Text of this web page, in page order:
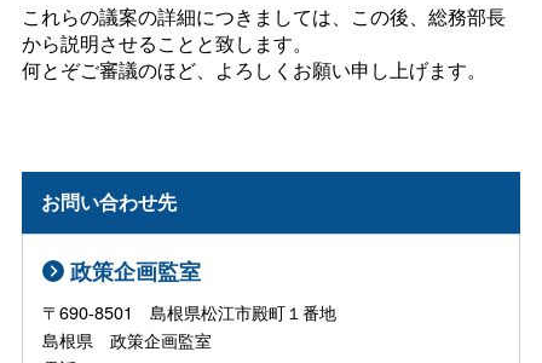
これらの議案の詳細につきましては、この後、総務部長
から説明させることと致します。
何とぞご審議のほど、よろしくお願い申し上げます。
お問い合わせ先
政策企画監室
〒690-8501 島根県松江市殿町１番地
島根県 政策企画監室